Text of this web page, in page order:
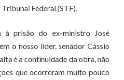
Federal (STF).
à prisão do ex-ministro José
o nosso líder, senador Cássio
é a continuidade da obra, não
que ocorreram muito pouco